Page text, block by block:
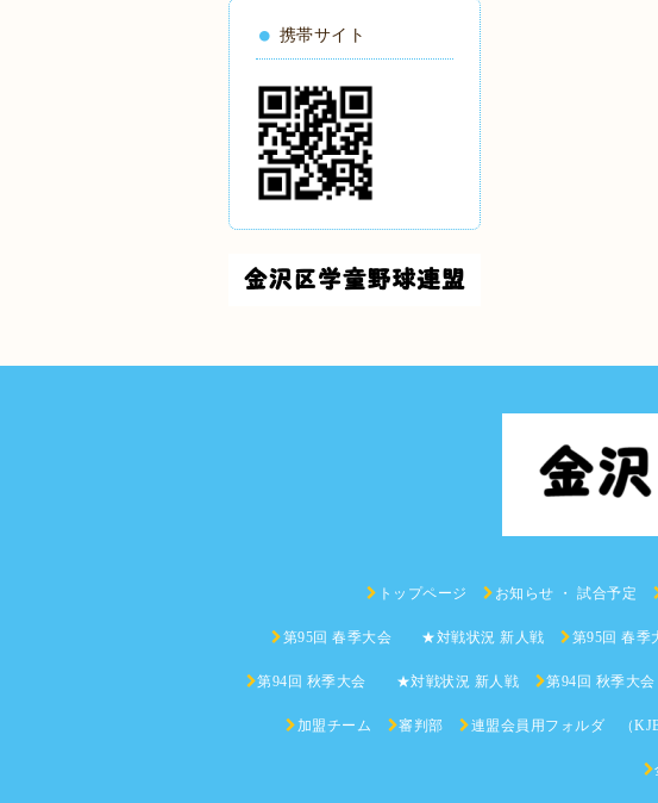
携帯サイト
トップページ お知らせ ・ 試合予定
第95回 春季大会 ★対戦状況 新人戦 第95回 春
第94回 秋季大会 ★対戦状況 新人戦 第94回 秋季
加盟チーム 審判部 連盟会員用フォルダ （